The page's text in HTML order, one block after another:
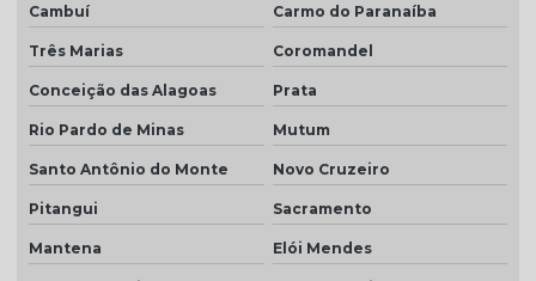
Cambuí Carmo do Paranaíba
Três Marias Coromandel
Conceição das Alagoas Prata
Rio Pardo de Minas Mutum
Santo Antônio do Monte Novo Cruzeiro
Pitangui Sacramento
Mantena Elói Mendes